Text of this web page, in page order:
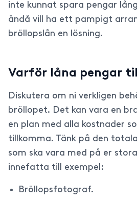
inte kunnat spara pengar
ändå vill ha ett pampigt
bröllopslån en lösning.
Varför låna pengar
Diskutera om ni verkligen
bröllopet. Det kan vara en
en plan med alla kostnader
tillkomma. Tänk på den
som ska vara med på er
innefatta till exempel:
Bröllopsfotograf.